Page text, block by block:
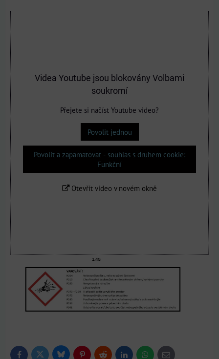
Videa Youtube jsou blokovány Volbami
soukromí
Přejete si načíst Youtube video?
Povolit jednou
Povolit a zapamatovat - souhlas s druhem cookie:
Funkční
Otevřít video v novém okně
FacebookTwitter BlueskyPinterestReddit LinkedInWhatsApp
E-